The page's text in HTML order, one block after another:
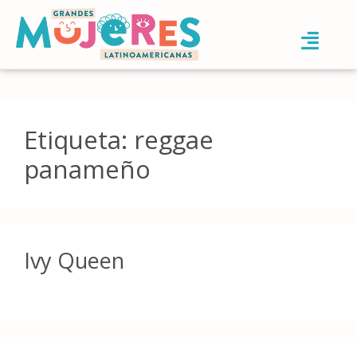
Etiqueta: reggae
panameño
Ivy Queen